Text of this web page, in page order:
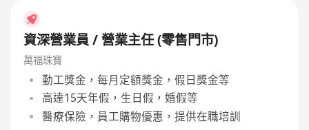
資深營業員 / 營業主任 (零售門市)
萬福珠寶
勤工獎金，每月定額獎金，假日獎金等
高達15天年假，生日假，婚假等
醫療保險，員工購物優惠，提供在職培訓